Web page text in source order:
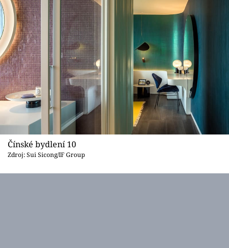
Čínské bydlení 10
Zdroj: Sui Sicong/IF Group